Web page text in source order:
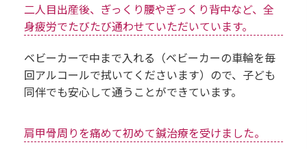
二人目出産後、ぎっくり腰やぎっくり背中など、全
身疲労でたびたび通わせていただいています。
ベビーカーで中まで入れる（ベビーカーの車輪を毎
回アルコールで拭いてくださいます）ので、子ども
同伴でも安心して通うことができています。
肩甲骨周りを痛めて初めて鍼治療を受けました。